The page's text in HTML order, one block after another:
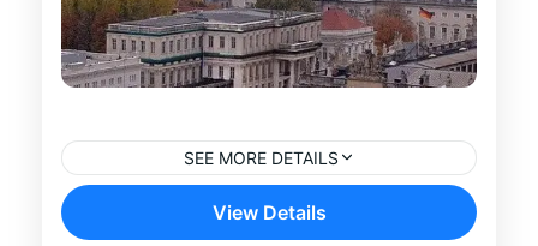
SEE MORE DETAILS
Descubre la historia del Memorial y Museo
de Sachsenhausen en un impactante
View Details